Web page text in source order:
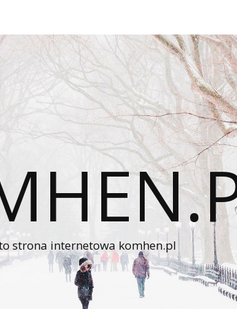
strona internetowa komhen.pl